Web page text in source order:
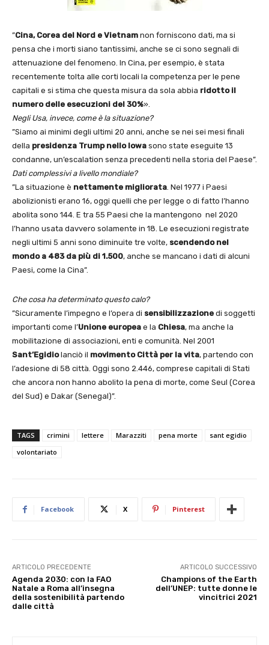
”Cina, Corea del Nord e Vietnam non forniscono dati, ma si
pensa che i morti siano tantissimi, anche se ci sono segnali di
attenuazione del fenomeno. In Cina, per esempio, è stata
recentemente tolta alle corti locali la competenza per le pene
capitali e si stima che questa misura da sola abbia ridotto il
numero delle esecuzioni del 30%».
Negli Usa, invece, come è la situazione?
”Siamo ai minimi degli ultimi 20 anni, anche se nei sei mesi finali
della presidenza Trump nello Iowa sono state eseguite 13
condanne, un’escalation senza precedenti nella storia del Paese”.
Dati complessivi a livello mondiale?
”La situazione è nettamente migliorata. Nel 1977 i Paesi
abolizionisti erano 16, oggi quelli che per legge o di fatto l’hanno
abolita sono 144. E tra 55 Paesi che la mantengono nel 2020
l’hanno usata davvero solamente in 18. Le esecuzioni registrate
negli ultimi 5 anni sono diminuite tre volte, scendendo nel
mondo a 483 da più di 1.500, anche se mancano i dati di alcuni
Paesi, come la Cina”.
Che cosa ha determinato questo calo?
”Sicuramente l’impegno e l’opera di sensibilizzazione di soggetti
importanti come l’Unione europea e la Chiesa, ma anche la
mobilitazione di associazioni, enti e comunità. Nel 2001
Sant’Egidiolanciò il movimento Città per la vita, partendo con
l’adesione di 58 città. Oggi sono 2.446, comprese capitali di Stati
che ancora non hanno abolito la pena di morte, come Seul (Corea
del Sud) e Dakar (Senegal)”.
TAGS crimini lettere Marazziti pena morte
sant egidio
volontariato
Facebook X Pinterest
ARTICOLO PRECEDENTE
Agenda 2030: con la FAO
Natale a Roma all’insegna
della sostenibilità partendo
dalle città
ARTICOLO SUCCESSIVO
Champions of the Earth
dell’UNEP: tutte donne le
vincitrici 2021